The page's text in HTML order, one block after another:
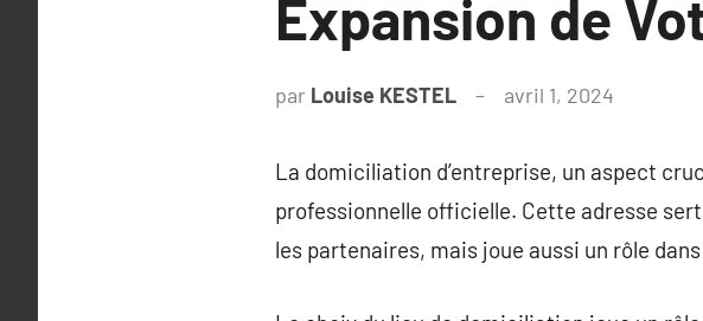
Expansion de
par Louise KESTEL avril 1, 2024
La domiciliation d’entreprise, un aspect
professionnelle officielle. Cette adresse
les partenaires, mais joue aussi un rôle